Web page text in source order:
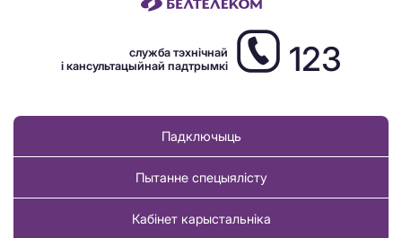
служба тэхнічнай
і кансультацыйнай падтрымкі
123
Падключыць
Пытанне спецыялісту
Кабінет карыстальніка